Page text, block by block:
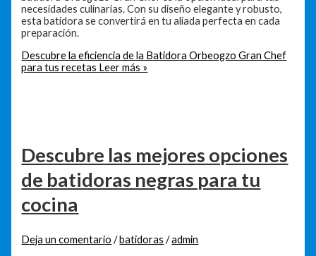
necesidades culinarias. Con su diseño elegante y robusto,
esta batidora se convertirá en tu aliada perfecta en cada
preparación.
Descubre la eficiencia de la Batidora Orbeogzo Gran Chef
para tus recetas Leer más »
Descubre las mejores opciones
de batidoras negras para tu
cocina
Deja un comentario /batidoras /admin